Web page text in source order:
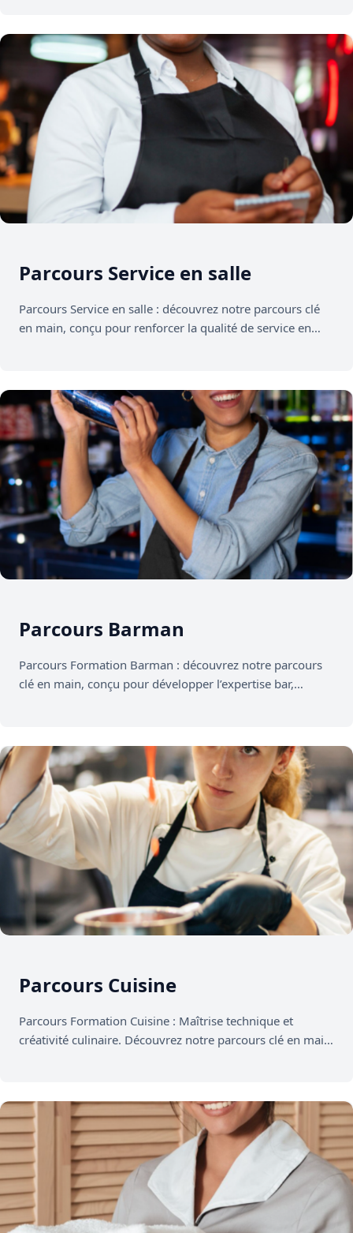
Parcours Service en salle
Parcours Service en salle : découvrez notre parcours clé
en main, conçu pour renforcer la qualité de service en
Parcours Barman
Parcours Formation Barman : découvrez notre parcours
clé en main, conçu pour développer l’expertise bar,
Parcours Cuisine
Parcours Formation Cuisine : Maîtrise technique et
créativité culinaire. Découvrez notre parcours clé en main,